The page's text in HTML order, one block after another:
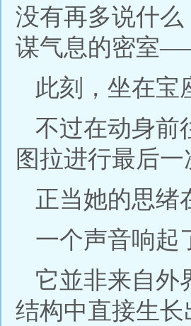
没有再多说什
谋气息的密
此刻，坐在宝
不过在动身前
图拉进行最后一
正当她的思绪
一个声音响起
它並非来自外
结构中直接生长